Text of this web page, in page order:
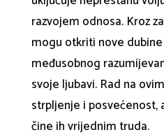
razvojem odnosa. Kroz
mogu otkriti nove
međusobnog
svoje ljubavi. Rad na
strpljenje i
čine ih vrijednim truda.